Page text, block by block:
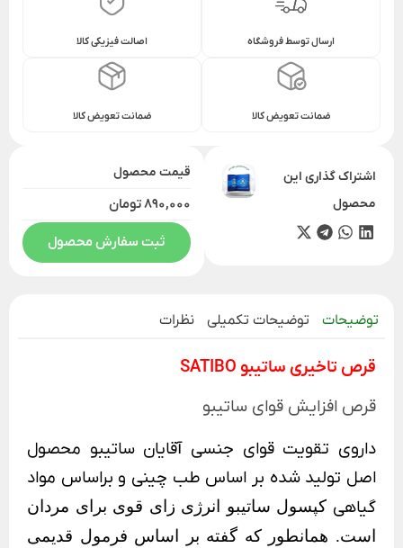
ارسال توسط فروشگاه اصالت فیزیکی کالا
ضمانت تعویض کالا ضمانت تعویض کالا
اشتراک گذاری این
محصول
قیمت محصول
890,000 تومان
ثبت سفارش محصول
توضیحات توضیحات تکمیلی نظرات
قرص تاخیری ساتیبو SATIBO
قرص افزایش قوای ساتیبو
داروی تقویت قوای جنسی آقایان ساتیبو محصول
اصل تولید شده بر اساس طب چینی و براساس مواد
گیاهی کپسول ساتیبو انرژی زای قوی برای مردان
است. همانطور که گفته بر اساس فرمول قدیمی